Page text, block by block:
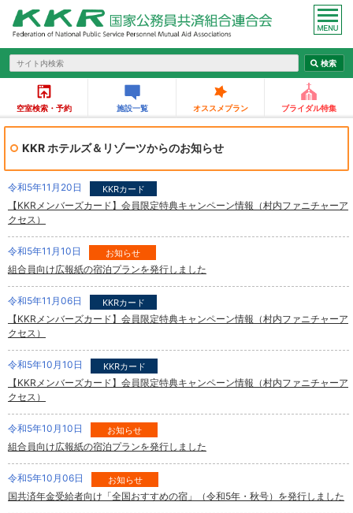
空室検索・予約 施設一覧 オススメプラン ブライダル特集
KKR ホテルズ＆リゾーツからのお知らせ
令和5年11月20日 KKRカード
【KKRメンバーズカード】会員限定特典キャンペーン情報（村内ファニチャーア
クセス）
令和5年11月10日 お知らせ
組合員向け広報紙の宿泊プランを発行しました
令和5年11月06日 KKRカード
【KKRメンバーズカード】会員限定特典キャンペーン情報（村内ファニチャーア
クセス）
令和5年10月10日 KKRカード
【KKRメンバーズカード】会員限定特典キャンペーン情報（村内ファニチャーア
クセス）
令和5年10月10日 お知らせ
組合員向け広報紙の宿泊プランを発行しました
令和5年10月06日 お知らせ
国共済年金受給者向け「全国おすすめの宿」（令和5年・秋号）を発行しました